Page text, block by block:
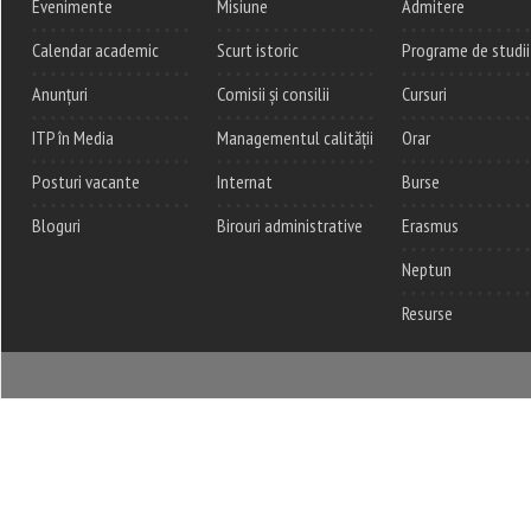
Evenimente
Calendar academic
Anunțuri
ITP în Media
Posturi vacante
Bloguri
Misiune
Scurt istoric
Comisii și consilii
Managementul calității
Internat
Birouri administrative
Admitere
Programe de studii
Cursuri
Orar
Burse
Erasmus
Neptun
Resurse